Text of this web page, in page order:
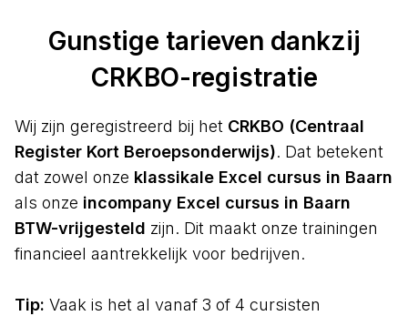
Gunstige tarieven dankzij
CRKBO-registratie
Wij zijn geregistreerd bij het CRKBO (Centraal
Register Kort Beroepsonderwijs). Dat betekent
dat zowel onze klassikale Excel cursus in Baarn
als onze incompany Excel cursus in Baarn
BTW-vrijgesteld zijn. Dit maakt onze trainingen
financieel aantrekkelijk voor bedrijven.
Tip: Vaak is het al vanaf 3 of 4 cursisten